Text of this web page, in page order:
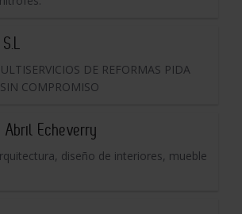
DE REFORMAS PIDA
COMPROMISO
Abril Echeverry
diseño de interiores, mueble